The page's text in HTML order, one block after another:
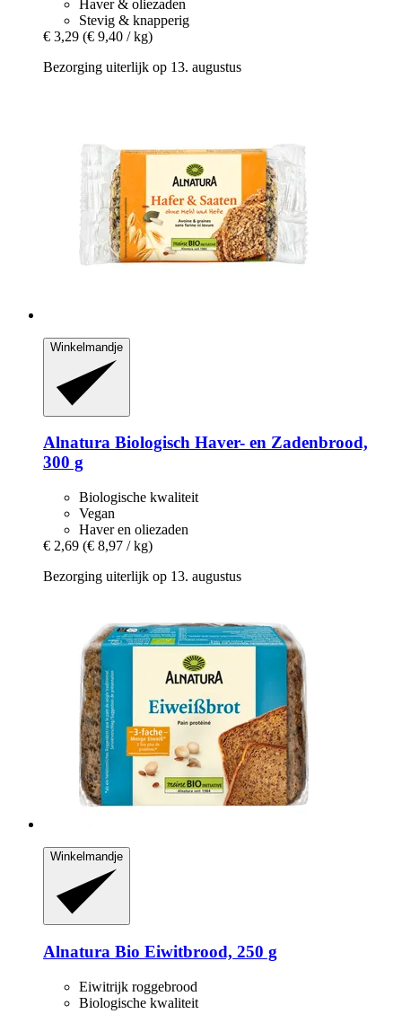
Haver & oliezaden
Stevig & knapperig
€ 3,29 (€ 9,40 / kg)
Bezorging uiterlijk op 13. augustus
Winkelmandje
Alnatura Biologisch Haver-​ en Zadenbrood,
300 g
Biologische kwaliteit
Vegan
Haver en oliezaden
€ 2,69 (€ 8,97 / kg)
Bezorging uiterlijk op 13. augustus
Winkelmandje
Alnatura Bio Eiwitbrood, 250 g
Eiwitrijk roggebrood
Biologische kwaliteit